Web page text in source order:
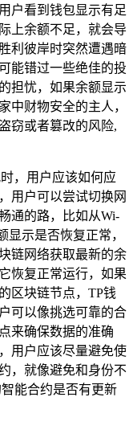
户看到钱包显示有足
上余额不足，就会导
利彼岸时突然遭遇暗
能错过一些绝佳的投
担忧，如果余额显示
中财物安全的主人，
窃或者篡改的风险,
，用户应该如何应
用户可以尝试切换网
通的路，比如从Wi-
示是否恢复正常，
链网络获取最新的余
恢复正常运行，如果
区块链节点，TP钱
可以像挑选可靠的合
来确保数据的准确
用户应该尽量避免使
，就像避免和身份不
能合约是否有更新